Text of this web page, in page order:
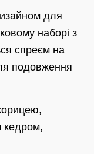
для
наборі з
спреєм на
подовження
кедром,